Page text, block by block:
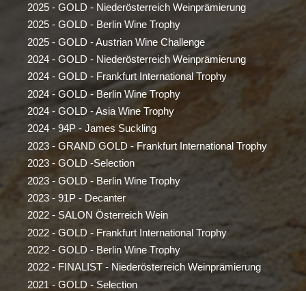
2025 - GOLD - Niederösterreich Weinprämierung
2025 - GOLD - Berlin Wine Trophy
2025 - GOLD - Austrian Wine Challenge
2024 - GOLD - Niederösterreich Weinprämierung
2024 - GOLD - Frankfurt International Trophy
2024 - GOLD - Berlin Wine Trophy
2024 - GOLD - Asia Wine Trophy
2024 - 94P - James Suckling
2023 - GRAND GOLD - Frankfurt International Trophy
2023 - GOLD -Selection
2023 - GOLD - Berlin Wine Trophy
2023 - 91P - Decanter
2022 - SALON Österreich Wein
2022 - GOLD - Frankfurt International Trophy
2022 - GOLD - Berlin Wine Trophy
2022 - FINALIST - Niederösterreich Weinprämierung
2021 - GOLD - Selection